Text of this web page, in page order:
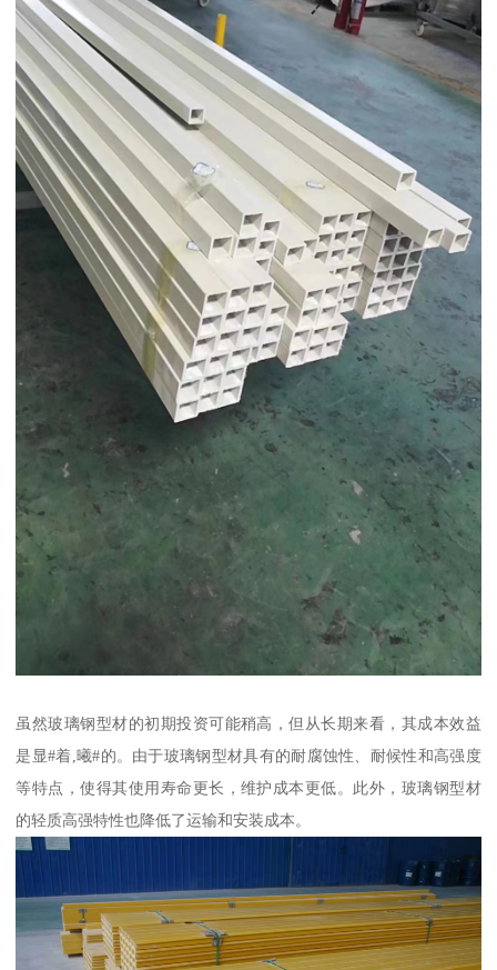
虽然玻璃钢型材的初期投资可能稍高，但从长期来看，其成本效益
是显#着,曦#的。由于玻璃钢型材具有的耐腐蚀性、耐候性和高强度
等特点，使得其使用寿命更长，维护成本更低。此外，玻璃钢型材
的轻质高强特性也降低了运输和安装成本。